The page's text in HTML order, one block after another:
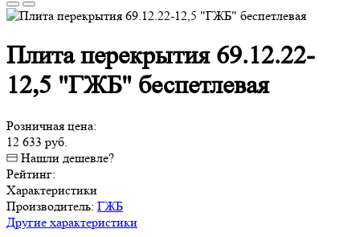
Плита перекрытия 69.12.22-
12,5 "ГЖБ" беспетлевая
Розничная цена:
12 633 руб.
Нашли дешевле?
Рейтинг:
Характеристики
Производитель: ГЖБ
Другие характеристики